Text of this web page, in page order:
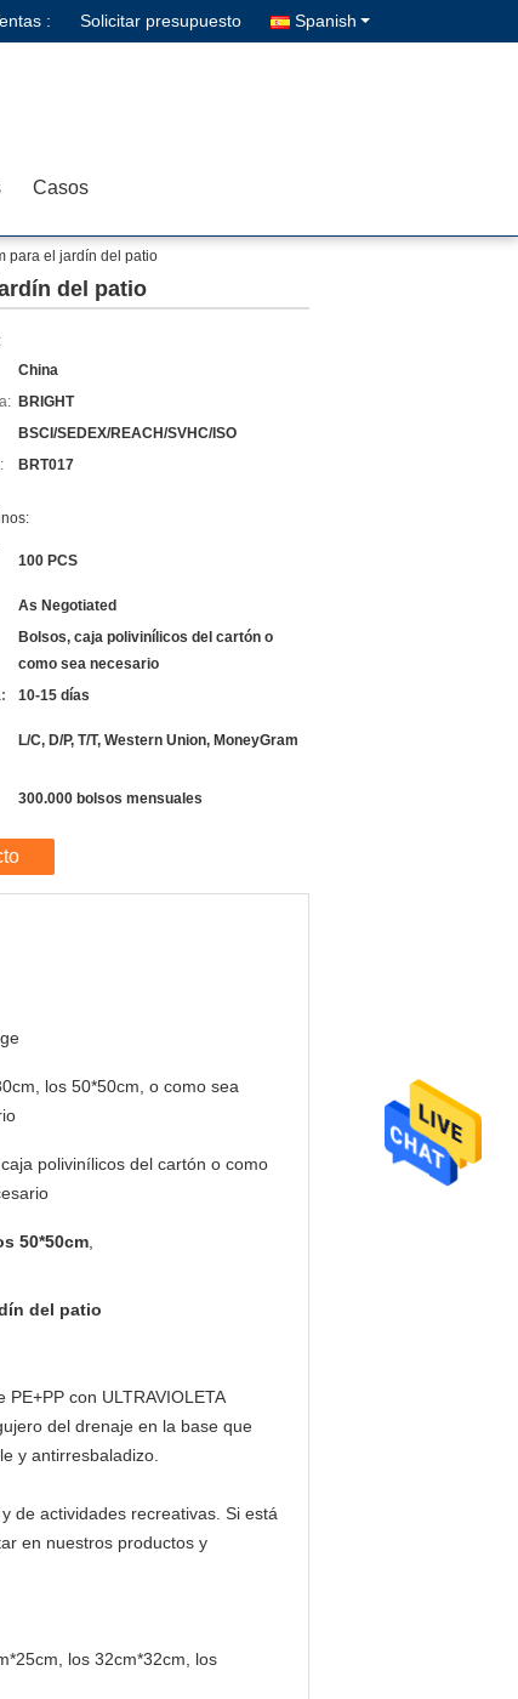
: Solicitar presupuesto Spanish
Casos
para el jardín del patio
del patio
China
BRIGHT
BSCI/SEDEX/REACH/SVHC/ISO
BRT017
100 PCS
As Negotiated
Bolsos, caja polivinílicos del cartón o
como sea necesario
10-15 días
L/C, D/P, T/T, Western Union, MoneyGram
300.000 bolsos mensuales
los 50*50cm, o como sea
polivinílicos del cartón o como
50*50cm
del patio
con ULTRAVIOLETA
del drenaje en la base que
y antirresbaladizo.
de actividades recreativas. Si está
en nuestros productos y
los 32cm*32cm, los